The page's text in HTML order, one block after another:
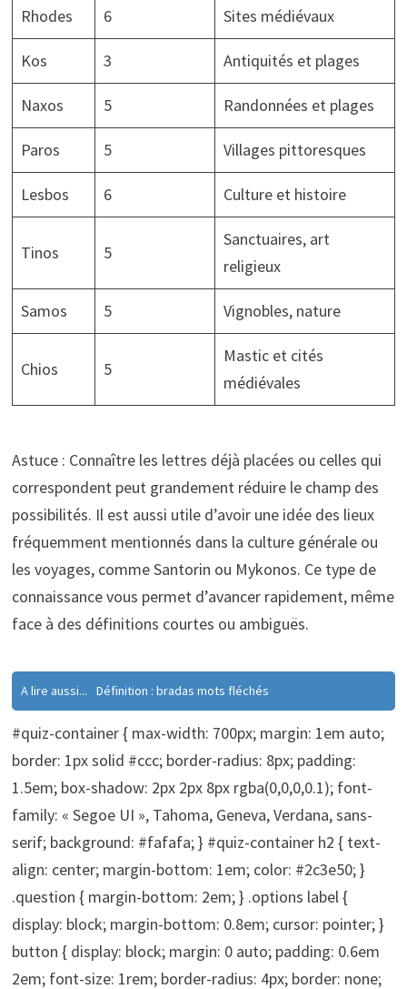
Rhodes 6 Sites médiévaux
Kos 3 Antiquités et plages
Naxos 5 Randonnées et plages
Paros 5 Villages pittoresques
Lesbos 6 Culture et histoire
Tinos 5
Sanctuaires, art
religieux
Samos 5 Vignobles, nature
Chios 5
Mastic et cités
médiévales
Astuce : Connaître les lettres déjà placées ou celles qui
correspondent peut grandement réduire le champ des
possibilités. Il est aussi utile d’avoir une idée des lieux
fréquemment mentionnés dans la culture générale ou
les voyages, comme Santorin ou Mykonos. Ce type de
connaissance vous permet d’avancer rapidement, même
face à des définitions courtes ou ambiguës.
A lire aussi... Définition : bradas mots fléchés
#quiz-container { max-width: 700px; margin: 1em auto;
border: 1px solid #ccc; border-radius: 8px; padding:
1.5em; box-shadow: 2px 2px 8px rgba(0,0,0,0.1); font-
family: « Segoe UI », Tahoma, Geneva, Verdana, sans-
serif; background: #fafafa; } #quiz-container h2 { text-
align: center; margin-bottom: 1em; color: #2c3e50; }
.question { margin-bottom: 2em; } .options label {
display: block; margin-bottom: 0.8em; cursor: pointer; }
button { display: block; margin: 0 auto; padding: 0.6em
2em; font-size: 1rem; border-radius: 4px; border: none;